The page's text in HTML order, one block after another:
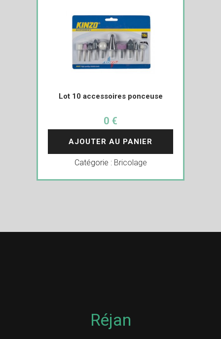
Lot 10 accessoires ponceuse
0 €
AJOUTER AU PANIER
Catégorie : Bricolage
Réjan